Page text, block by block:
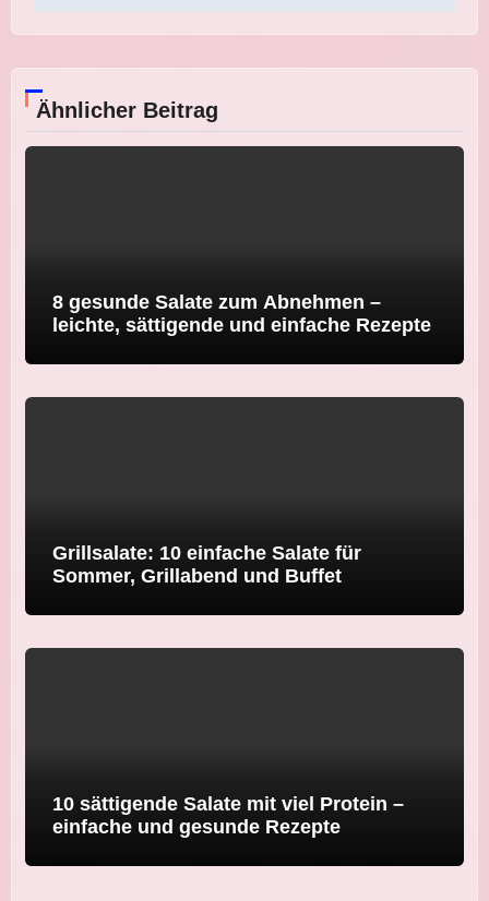
Ähnlicher Beitrag
8 gesunde Salate zum Abnehmen –
leichte, sättigende und einfache Rezepte
Grillsalate: 10 einfache Salate für
Sommer, Grillabend und Buffet
10 sättigende Salate mit viel Protein –
einfache und gesunde Rezepte